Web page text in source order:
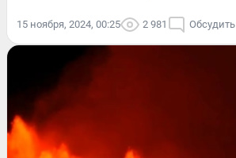
15 ноября, 2024, 00:25 2 981 Обсудить